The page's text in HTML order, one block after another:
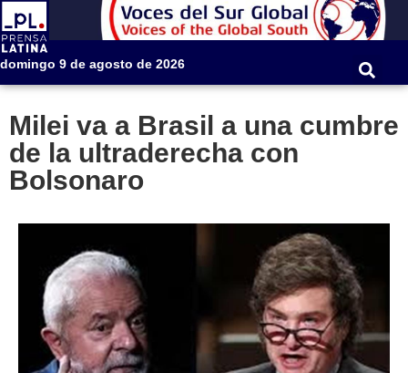
domingo 9 de agosto de 2026
Milei va a Brasil a una cumbre
de la ultraderecha con
Bolsonaro